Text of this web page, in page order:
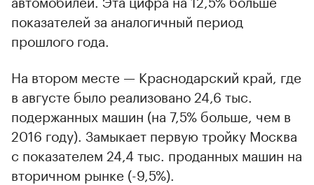
показателей за аналогичный период
прошлого года.
На втором месте — Краснодарский край, где
в августе было реализовано 24,6 тыс.
подержанных машин (на 7,5% больше, чем в
2016 году). Замыкает первую тройку Москва
с показателем 24,4 тыс. проданных машин на
вторичном рынке (-9,5%).